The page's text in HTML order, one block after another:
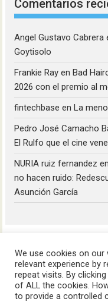
Comentarios
Angel Gustavo Cabrera
Goytisolo
Frankie Ray enBad
2026 con el premio al
fintechbase enLa
Pedro José Camacho
El Rulfo que el cine
NURIA ruiz fernandez
no hacen ruido:
Asunción García
We use cookies on
relevant experience by
repeat visits. By
of ALL the cookies.
to provide a controlled